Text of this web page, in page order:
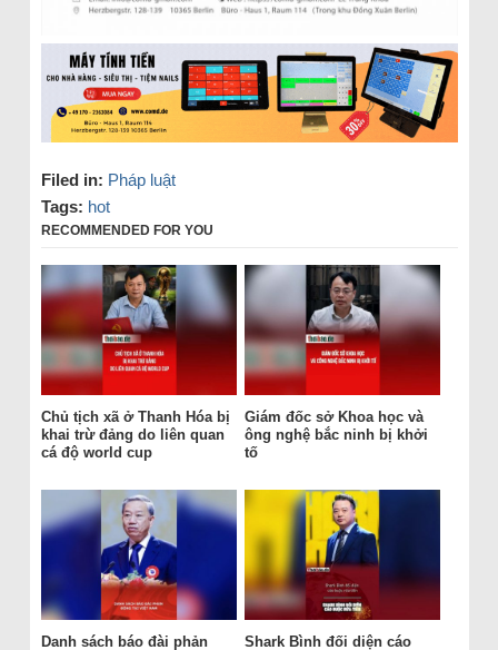
Filed in: Pháp luật
Tags: hot
RECOMMENDED FOR YOU
Chủ tịch xã ở Thanh Hóa bị
khai trừ đảng do liên quan
cá độ world cup
Giám đốc sở Khoa học và
ông nghệ bắc ninh bị khởi
tố
Danh sách báo đài phản Shark Bình đối diện cáo